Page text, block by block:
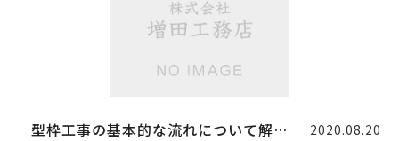
型枠工事の基本的な流れについて解説！
2020.08.20